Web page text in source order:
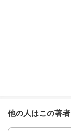
他の人はこの著者